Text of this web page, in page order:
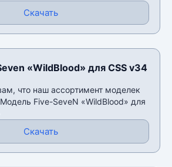
Скачать
«WildBlood» для CSS v34
что наш ассортимент моделек
Five-SeveN «WildBlood» для
Скачать